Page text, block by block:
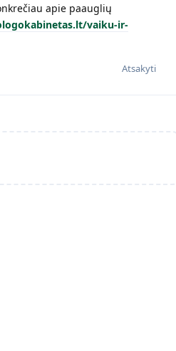
apie paauglių
vaiku-ir-
Atsakyti